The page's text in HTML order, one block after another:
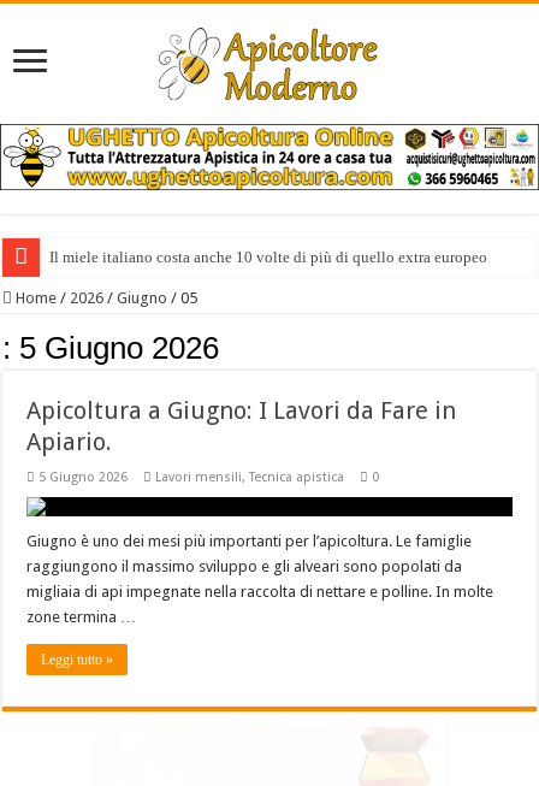
Il miele italiano costa anche 10 volte di più di quello extra europeo
Home / 2026 / Giugno / 05
: 5 Giugno 2026
Apicoltura a Giugno: I Lavori da Fare in
Apiario.
5 Giugno 2026 Lavori mensili,Tecnica apistica 0
Giugno è uno dei mesi più importanti per l’apicoltura. Le famiglie
raggiungono il massimo sviluppo e gli alveari sono popolati da
migliaia di api impegnate nella raccolta di nettare e polline. In molte
zone termina …
Leggi tutto »